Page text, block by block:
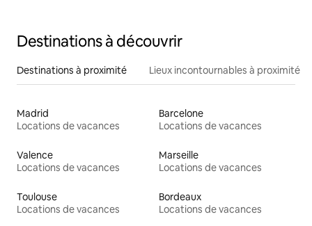
Destinations à découvrir
Destinations à proximité Lieux incontournables à proximité
Madrid
Locations de vacances
Barcelone
Locations de vacances
Valence
Locations de vacances
Marseille
Locations de vacances
Toulouse
Locations de vacances
Bordeaux
Locations de vacances